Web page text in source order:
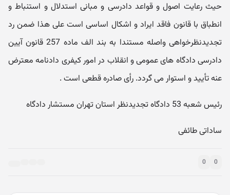
حیث رعایت اصول و قواعد دادرسی و مبانی استدلال و استنباط و
انطباق با قانون فاقد ایراد و اشکال اساسی است علی هذا ضمن رد
تجدیدنظرخواهی واصله مستندا به بند الف ماده 257 قانون آیین
دادرسی دادگاه های عمومی و انقلاب در امور کیفری دادنامه معترض
عنه تأیید و استوار می گردد. رأی صادره قطعی است .
رئیس شعبه 53 دادگاه تجدیدنظر استان تهران مستشار دادگاه
ساداتی طائفی
0
0